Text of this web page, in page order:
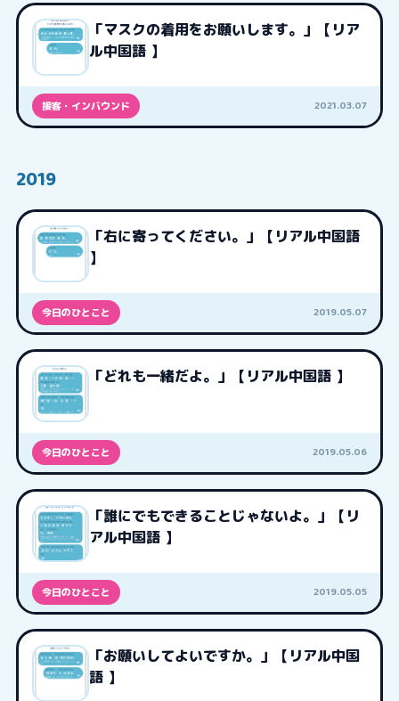
「マスクの着用をお願いします。」【リア
ル中国語 】
接客・インバウンド 2021.03.07
2019
「右に寄ってください。」【リアル中国語
】
今日のひとこと 2019.05.07
「どれも一緒だよ。」【リアル中国語 】
今日のひとこと 2019.05.06
「誰にでもできることじゃないよ。」【リ
アル中国語 】
今日のひとこと 2019.05.05
「お願いしてよいですか。」【リアル中国
語 】